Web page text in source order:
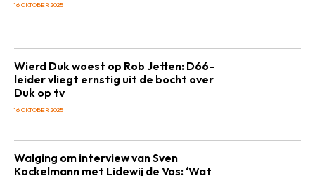
16 OKTOBER 2025
Wierd Duk woest op Rob Jetten: D66-
leider vliegt ernstig uit de bocht over
Duk op tv
16 OKTOBER 2025
Walging om interview van Sven
Kockelmann met Lidewij de Vos: ‘Wat